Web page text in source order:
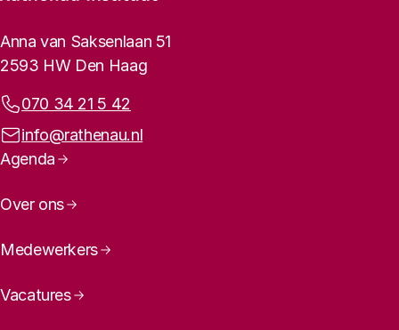
Rathenau logo, naar de homepage
Contactinformatie
Anna van Saksenlaan 51
2593 HW Den Haag
Telefoonnummer:
070 34 21 5 42
E-mailadres:
info@rathenau.nl
Paginanavigatie
Agenda
Over ons
Medewerkers
Vacatures